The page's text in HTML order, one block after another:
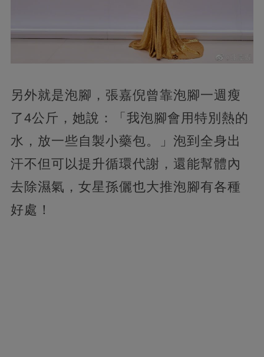
另外就是泡腳，張嘉倪曾靠泡腳一週瘦
了4公斤，她說：「我泡腳會用特別熱的
水，放一些自製小藥包。」泡到全身出
汗不但可以提升循環代謝，還能幫體內
去除濕氣，女星孫儷也大推泡腳有各種
好處！